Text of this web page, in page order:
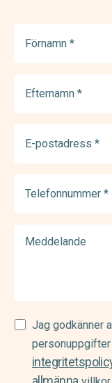
(Required)
(Required)
postadress
(Required)
Samtycke
(Required)
Jag godkänner